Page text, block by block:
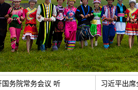
务院常务会议 听 习近平出